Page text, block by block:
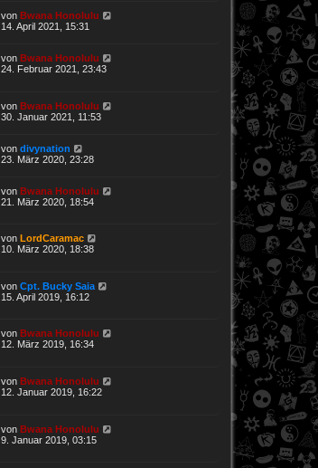
von Bwana Honolulu
14. April 2021, 15:31
von Bwana Honolulu
24. Februar 2021, 23:43
von Bwana Honolulu
30. Januar 2021, 11:53
von divynation
23. März 2020, 23:28
von Bwana Honolulu
21. März 2020, 18:54
von LordCaramac
10. März 2020, 18:38
von Cpt. Bucky Saia
15. April 2019, 16:12
von Bwana Honolulu
12. März 2019, 16:34
von Bwana Honolulu
12. Januar 2019, 16:22
von Bwana Honolulu
9. Januar 2019, 03:15